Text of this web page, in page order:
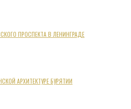
ПРОСПЕКТА В ЛЕНИНГРАДЕ
АРХИТЕКТУРЕ БУРЯТИИ